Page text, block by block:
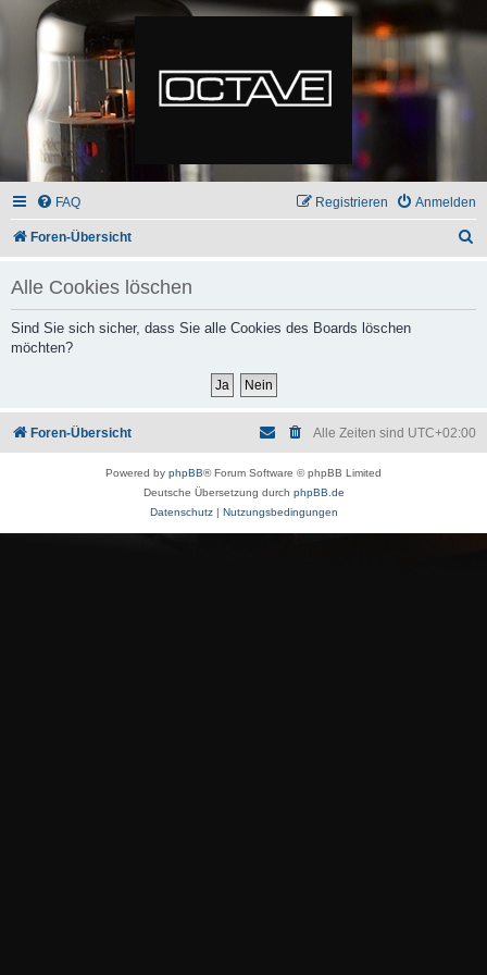
FAQ Anmelden
Registrieren
Foren-Übersicht
Alle Cookies löschen
Sind Sie sich sicher, dass Sie alle Cookies des Boards löschen
möchten?
Foren-Übersicht Alle Zeiten sind UTC+02:00
Powered by phpBB® Forum Software © phpBB Limited
Deutsche Übersetzung durch phpBB.de
Datenschutz| Nutzungsbedingungen